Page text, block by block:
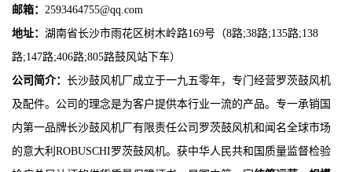
邮箱： 2593464755@qq.com
地址： 湖南省长沙市雨花区树木岭路169号（8路;38路;135路;138
路;147路;406路;805路鼓风站下车）
公司简介： 长沙鼓风机厂成立于一九五零年，专门经营罗茨鼓风机
及配件。公司的理念是为客户提供本行业一流的产品。专一承销国
内第一品牌长沙鼓风机厂有限责任公司罗茨鼓风机和闻名全球市场
的意大利ROBUSCHI罗茨鼓风机。获中华人民共和国质量监督检验